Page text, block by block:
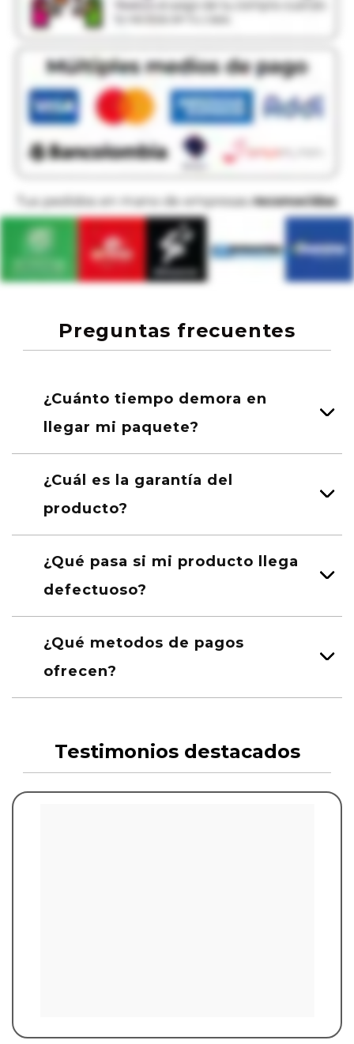
Preguntas frecuentes
¿Cuánto tiempo demora en
llegar mi paquete?
¿Cuál es la garantía del
producto?
¿Qué pasa si mi producto llega
defectuoso?
¿Qué metodos de pagos
ofrecen?
Testimonios destacados